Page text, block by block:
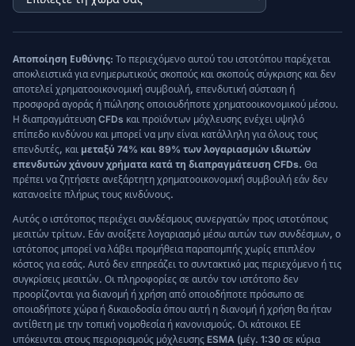
Αποποίηση Ευθύνης: Το περιεχόμενο αυτού του ιστοτόπου παρέχεται
αποκλειστικά για ενημερωτικούς σκοπούς και σκοπούς σύγκρισης και δεν
αποτελεί χρηματοοικονομική συμβουλή, επενδυτική σύσταση ή
προσφορά αγοράς ή πώλησης οποιουδήποτε χρηματοοικονομικού μέσου.
Η διαπραγμάτευση CFDs και προϊόντων μόχλευσης ενέχει υψηλό
επίπεδο κινδύνου και μπορεί να μην είναι κατάλληλη για όλους τους
επενδυτές, και μεταξύ 74% και 89% των λογαριασμών ιδιωτών
επενδυτών χάνουν χρήματα κατά τη διαπραγμάτευση CFDs. Θα
πρέπει να ζητήσετε ανεξάρτητη χρηματοοικονομική συμβουλή εάν δεν
κατανοείτε πλήρως τους κινδύνους.
Αυτός ο ιστότοπος περιέχει συνδέσμους συνεργατών προς ιστοτόπους
μεσιτών τρίτων. Εάν ανοίξετε λογαριασμό μέσω αυτών των συνδέσμων, ο
ιστότοπος μπορεί να λάβει προμήθεια παραπομπής χωρίς επιπλέον
κόστος για εσάς. Αυτό δεν επηρεάζει το συντακτικό μας περιεχόμενο ή τις
συγκρίσεις μεσιτών. Οι πληροφορίες σε αυτόν τον ιστότοπο δεν
προορίζονται για διανομή ή χρήση από οποιοδήποτε πρόσωπο σε
οποιαδήποτε χώρα ή δικαιοδοσία όπου αυτή η διανομή ή χρήση θα ήταν
αντίθετη με την τοπική νομοθεσία ή κανονισμούς. Οι κάτοικοι ΕΕ
υπόκεινται στους περιορισμούς μόχλευσης ESMA (μέγ. 1:30 σε κύρια